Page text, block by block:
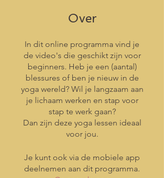
Over
In dit online programma vind je
de video's die geschikt zijn voor
beginners. Heb je een (aantal)
blessures of ben je nieuw in de
yoga wereld? Wil je langzaam aan
je lichaam werken en stap voor
stap te werk gaan?
Dan zijn deze yoga lessen ideaal
voor jou.
Je kunt ook via de mobiele app
deelnemen aan dit programma.